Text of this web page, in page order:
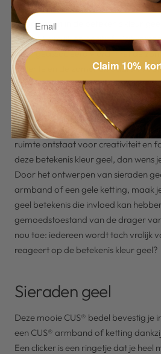
kleurenspectrum, bevat geel het
terugvinden in de betekenis kleur
namelijk vrolijk en positief. Dat komt
kleur geassocieerd wordt met de
de lente en de zomer en daaruit
begin. Dan kan deze kleur geel mooi
“sieraden geel”, zoals een ketting of
De kleur geel heeft ook te maken
brein, waardoor nieuwe
ruimte ontstaat voor creativiteit en
deze betekenis kleur geel, dan wens
Door het ontwerpen van sieraden
armband of een gele ketting, maak
geel betekenis die invloed kan
gemoedstoestand van de drager
nou toe: iedereen wordt toch vrolijk
reageert op de betekenis kleur geel?
Sieraden geel
Deze mooie CUS® bedel bevestig je
een CUS® armband of ketting
Een clicker is een ringetje dat je heel
Claim 10%